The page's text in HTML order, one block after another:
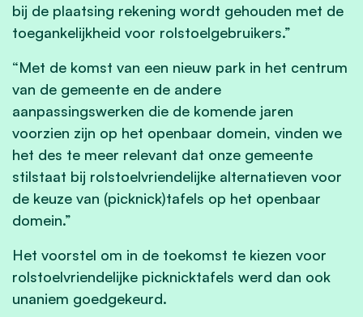
bij de plaatsing rekening wordt gehouden met de
toegankelijkheid voor rolstoelgebruikers.”
“Met de komst van een nieuw park in het centrum
van de gemeente en de andere
aanpassingswerken die de komende jaren
voorzien zijn op het openbaar domein, vinden we
het des te meer relevant dat onze gemeente
stilstaat bij rolstoelvriendelijke alternatieven voor
de keuze van (picknick)tafels op het openbaar
domein.”
Het voorstel om in de toekomst te kiezen voor
rolstoelvriendelijke picknicktafels werd dan ook
unaniem goedgekeurd.